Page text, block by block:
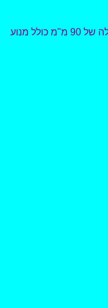
הטיסן מגיע מורכב כמעט מלא, 11 סרווים דיגיטלים גלגלי שיניים מתכת מורכבים למקומם ומחוברים להגאים ולכני הגלגלים. כני גלגלים מתקפלים מורכבים כולל הסרווים מניפה .גדולה של 90 מ"מ כולל מנוע